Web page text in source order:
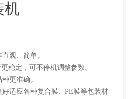
机
观、简单。
稳定，可不停机调整参数。
更准确。
适应各种复合膜、PE膜等包装材